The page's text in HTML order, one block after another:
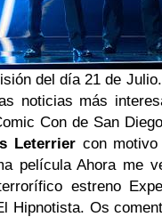
del día 21 de
noticias más
Con de San
Leterriercon motivo
película Ahora me
estreno
Hipnotista. Os